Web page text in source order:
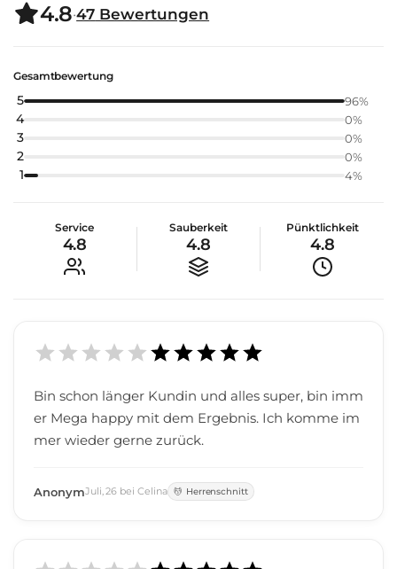
4.8·47 Bewertungen
Gesamtbewertung
5 96%
4 0%
3 0%
2 0%
1 4%
Service
4.8
Sauberkeit
4.8
Pünktlichkeit
4.8
Bin schon länger Kundin und alles super, bin imm
er Mega happy mit dem Ergebnis. Ich komme im
mer wieder gerne zurück.
AnonymJuli,26 beiCelina Herrenschnitt